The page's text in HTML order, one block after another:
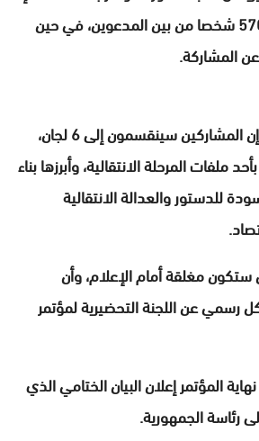
يشارك في الجلسات 570 شخصا من بين المدعوين، في حين
وقالت مصادر صحفية إن المشاركين سينقسمون إلى 6 لجان،
المرحلة الانتقالية، وأبرزها بناء
للدستور والعدالة الانتقالية
ستكون مغلقة أمام الإعلام، وأن
رسمي عن اللجنة التحضيرية لمؤتمر
المؤتمر إعلان البيان الختامي الذي
رئاسة الجمهورية.